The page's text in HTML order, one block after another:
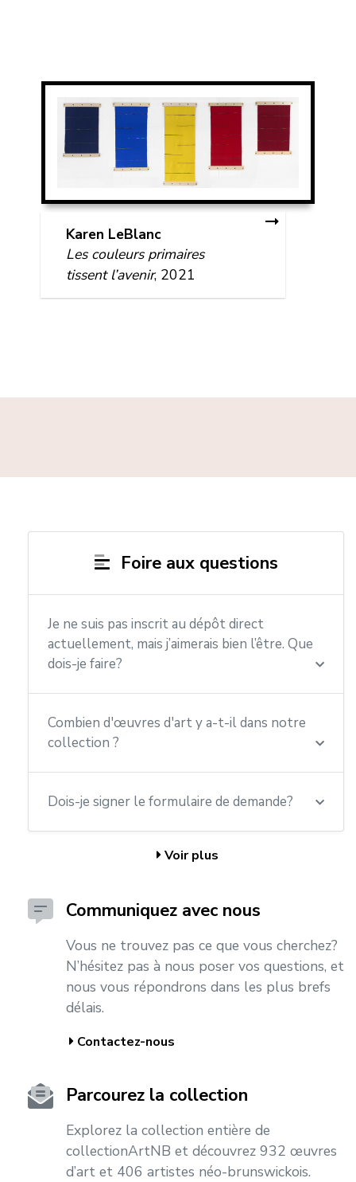
Karen LeBlanc
Les couleurs primaires
tissent l’avenir, 2021
Foire aux questions
Je ne suis pas inscrit au dépôt direct
actuellement, mais j’aimerais bien l’être. Que
dois-je faire?
Combien d'œuvres d'art y a-t-il dans notre
collection ?
Dois-je signer le formulaire de demande?
Voir plus
Communiquez avec nous
Vous ne trouvez pas ce que vous cherchez?
N’hésitez pas à nous poser vos questions, et
nous vous répondrons dans les plus brefs
délais.
Contactez-nous
Parcourez la collection
Explorez la collection entière de
collectionArtNB et découvrez 932 œuvres
d’art et 406 artistes néo-brunswickois.